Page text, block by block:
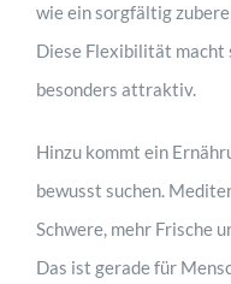
wie ein sorgfältig
Diese Flexibilität macht
besonders attraktiv.
Hinzu kommt ein
bewusst suchen.
Schwere, mehr Frische
Das ist gerade für